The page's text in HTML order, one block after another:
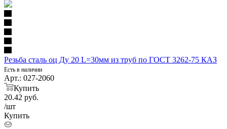
Резьба сталь оц Ду 20 L=30мм из труб по ГОСТ 3262-75 КАЗ
Есть в наличии
Арт.: 027-2060
Купить
20.42 руб.
/шт
Купить